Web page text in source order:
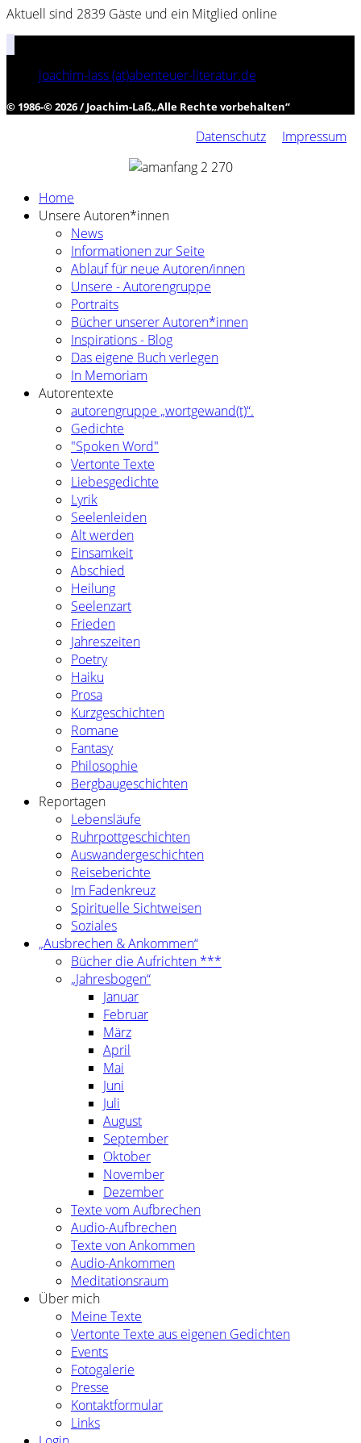
Aktuell sind 2839 Gäste und ein Mitglied online
joachim-lass (at)abenteuer-literatur.de
© 1986-© 2026 / Joachim-Laß„Alle Rechte vorbehalten“
Datenschutz Impressum
Home
Unsere Autoren*innen
News
Informationen zur Seite
Ablauf für neue Autoren/innen
Unsere - Autorengruppe
Portraits
Bücher unserer Autoren*innen
Inspirations - Blog
Das eigene Buch verlegen
In Memoriam
Autorentexte
autorengruppe „wortgewand(t)“.
Gedichte
"Spoken Word"
Vertonte Texte
Liebesgedichte
Lyrik
Seelenleiden
Alt werden
Einsamkeit
Abschied
Heilung
Seelenzart
Frieden
Jahreszeiten
Poetry
Haiku
Prosa
Kurzgeschichten
Romane
Fantasy
Philosophie
Bergbaugeschichten
Reportagen
Lebensläufe
Ruhrpottgeschichten
Auswandergeschichten
Reiseberichte
Im Fadenkreuz
Spirituelle Sichtweisen
Soziales
„Ausbrechen & Ankommen“
Bücher die Aufrichten ***
„Jahresbogen“
Januar
Februar
März
April
Mai
Juni
Juli
August
September
Oktober
November
Dezember
Texte vom Aufbrechen
Audio-Aufbrechen
Texte von Ankommen
Audio-Ankommen
Meditationsraum
Über mich
Meine Texte
Vertonte Texte aus eigenen Gedichten
Events
Fotogalerie
Presse
Kontaktformular
Links